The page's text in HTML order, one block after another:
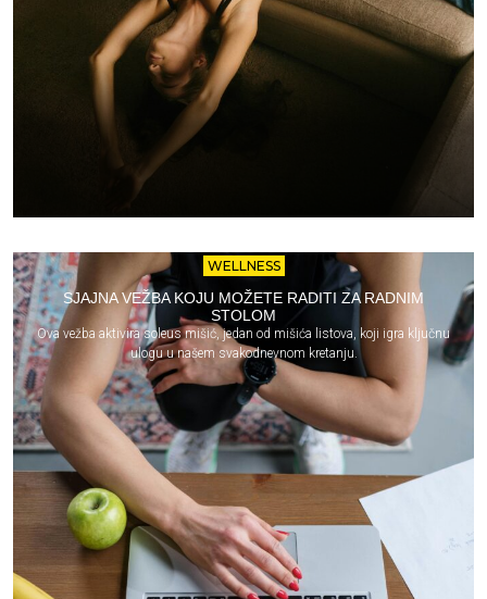
WELLNESS
SJAJNA VEŽBA KOJU MOŽETE RADITI ZA RADNIM
STOLOM
Ova vežba aktivira soleus mišić, jedan od mišića listova, koji igra ključnu
ulogu u našem svakodnevnom kretanju.